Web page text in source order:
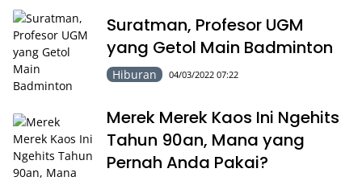
Suratman, Profesor UGM
yang Getol Main Badminton
Hiburan 04/03/2022 07:22
Merek Merek Kaos Ini Ngehits
Tahun 90an, Mana yang
Pernah Anda Pakai?